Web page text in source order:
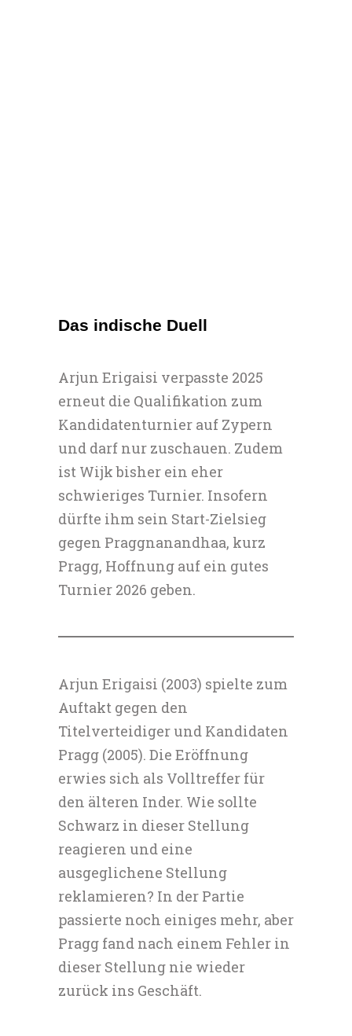
Das indische Duell
Arjun Erigaisi verpasste 2025
erneut die Qualifikation zum
Kandidatenturnier auf Zypern
und darf nur zuschauen. Zudem
ist Wijk bisher ein eher
schwieriges Turnier. Insofern
dürfte ihm sein Start-Zielsieg
gegen Praggnanandhaa, kurz
Pragg, Hoffnung auf ein gutes
Turnier 2026 geben.
Arjun Erigaisi (2003) spielte zum
Auftakt gegen den
Titelverteidiger und Kandidaten
Pragg (2005). Die Eröffnung
erwies sich als Volltreffer für
den älteren Inder. Wie sollte
Schwarz in dieser Stellung
reagieren und eine
ausgeglichene Stellung
reklamieren? In der Partie
passierte noch einiges mehr, aber
Pragg fand nach einem Fehler in
dieser Stellung nie wieder
zurück ins Geschäft.